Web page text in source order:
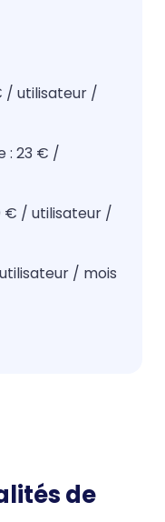
/ utilisateur /
: 23 € /
€ / utilisateur /
/ mois
de